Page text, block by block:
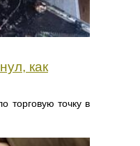
как
торговую точку в